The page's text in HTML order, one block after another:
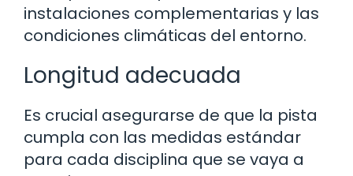
instalaciones complementarias y las
condiciones climáticas del entorno.
Longitud adecuada
Es crucial asegurarse de que la pista
cumpla con las medidas estándar
para cada disciplina que se vaya a